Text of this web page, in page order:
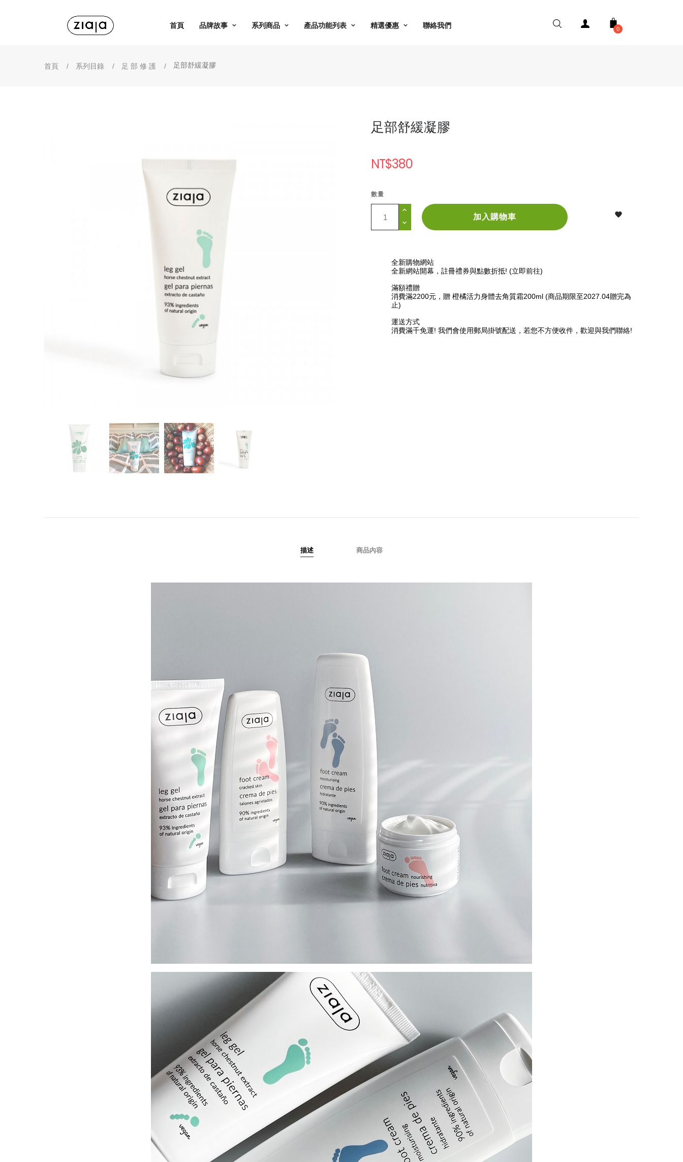
首頁 品牌故事 系列商品 產品功能列表 精選優惠 聯絡我們 0
首頁 系列目錄 足 部 修 護 足部舒緩凝膠
足部舒緩凝膠
NT$380
數量
加入購物車 
全新購物網站
全新網站開幕，註冊禮券與點數折抵! (立即前往)
滿額禮贈
消費滿2200元，贈 橙橘活力身體去角質霜200ml (商品期限至2027.04贈完為
止)
運送方式
消費滿千免運! 我們會使用郵局掛號配送，若您不方便收件，歡迎與我們聯絡!
描述 商品內容